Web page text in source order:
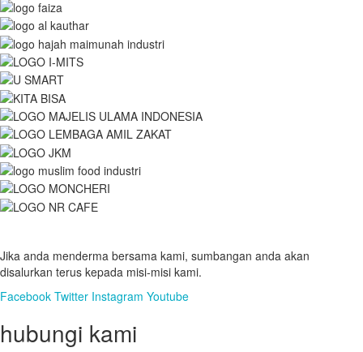
Jika anda menderma bersama kami, sumbangan anda akan
disalurkan terus kepada misi-misi kami.
Facebook Twitter Instagram Youtube
hubungi kami